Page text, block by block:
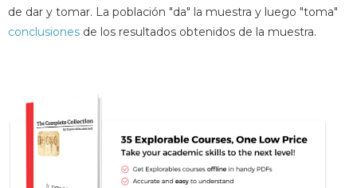
de dar y tomar. La población "da" la muestra y luego "toma"
conclusiones de los resultados obtenidos de la muestra.